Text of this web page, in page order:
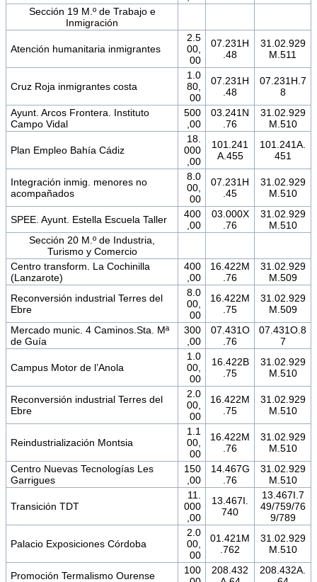
Sección 19 M.º de Trabajo e
Inmigración
Atención humanitaria inmigrantes
2.5
00,
00
07.231H
.48
31.02.929
M.511
Cruz Roja inmigrantes costa
1.0
80,
00
07.231H
.48
07.231H.7
8
Ayunt. Arcos Frontera. Instituto
Campo Vidal
500
,00
03.241N
.76
31.02.929
M.510
Plan Empleo Bahía Cádiz
18.
000
,00
101.241
A.455
101.241A.
451
Integración inmig. menores no
acompañados
8.0
00,
00
07.231H
.45
31.02.929
M.510
SPEE. Ayunt. Estella Escuela Taller
400
,00
03.000X
.76
31.02.929
M.510
Sección 20 M.º de Industria,
Turismo y Comercio
Centro transform. La Cochinilla
(Lanzarote)
400
,00
16.422M
.76
31.02.929
M.509
Reconversión industrial Terres del
Ebre
8.0
00,
00
16.422M
.75
31.02.929
M.509
Mercado munic. 4 Caminos.Sta. Mª
de Guía
300
,00
07.431O
.76
07.431O.8
7
Campus Motor de l’Anola
1.0
00,
00
16.422B
.75
31.02.929
M.510
Reconversión industrial Terres del
Ebre
2.0
00,
00
16.422M
.75
31.02.929
M.510
Reindustrialización Montsia
1.1
00,
00
16.422M
.76
31.02.929
M.510
Centro Nuevas Tecnologías Les
Garrigues
150
,00
14.467G
.76
31.02.929
M.510
Transición TDT
11.
000
,00
13.467I.
740
13.467I.7
49/759/76
9/789
Palacio Exposiciones Córdoba
2.0
00,
00
01.421M
.762
31.02.929
M.510
Promoción Termalismo Ourense
100
208.432
208.432A.